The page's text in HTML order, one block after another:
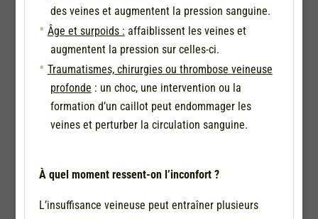
des veines et augmentent la pression sanguine.
Âge et surpoids : affaiblissent les veines et
augmentent la pression sur celles-ci.
Traumatismes, chirurgies ou thrombose veineuse
profonde : un choc, une intervention ou la
formation d’un caillot peut endommager les
veines et perturber la circulation sanguine.
À quel moment ressent-on l’inconfort ?
L’insuffisance veineuse peut entraîner plusieurs